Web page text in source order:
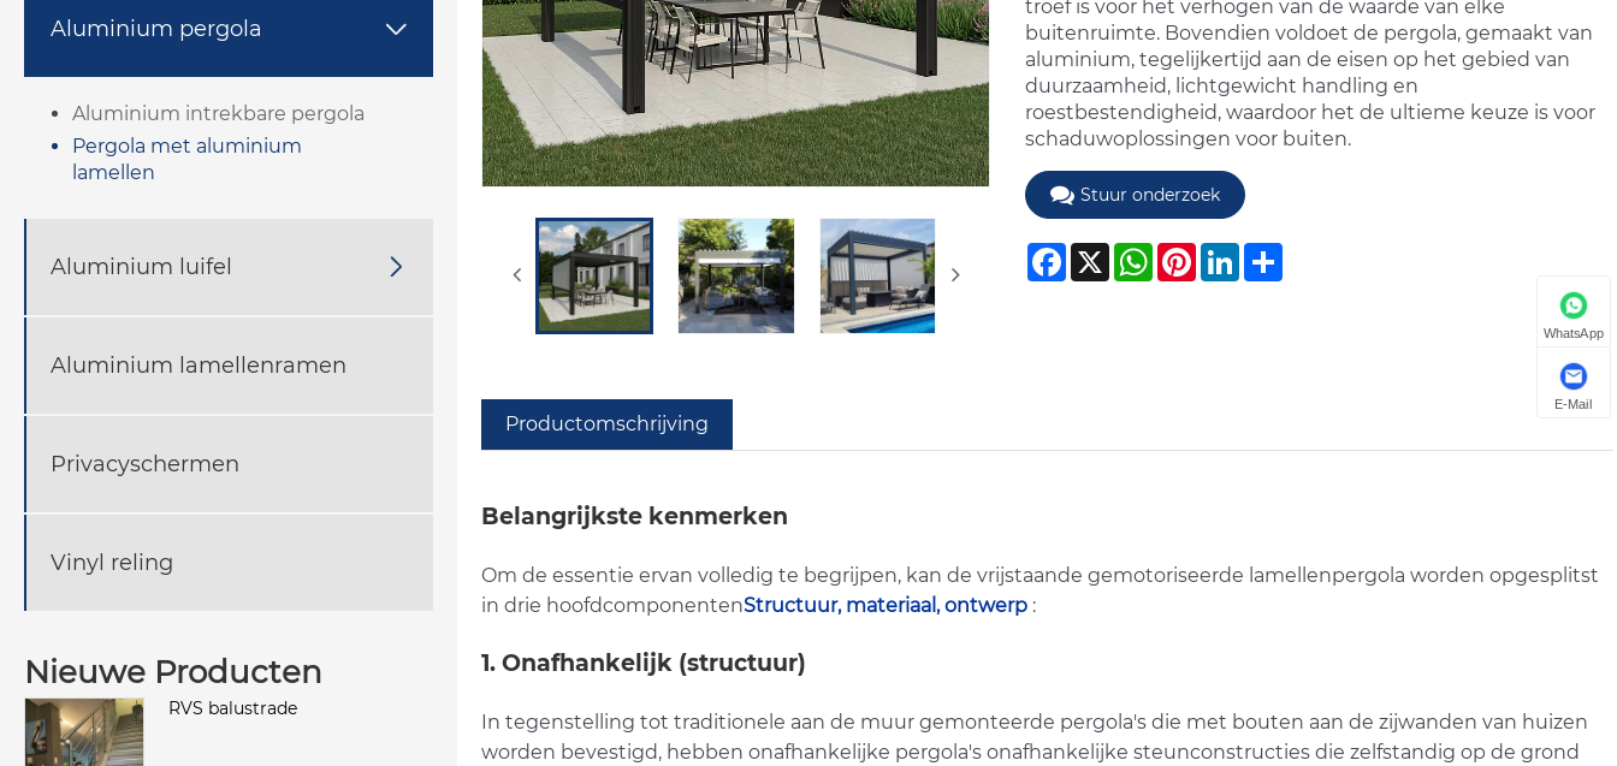
Aluminium pergola 
Aluminium intrekbare pergola
Pergola met aluminium
lamellen
Aluminium luifel 
Aluminium lamellenramen
Privacyschermen
Vinyl reling
Nieuwe Producten
RVS balustrade
troef is voor het verhogen van de waarde van elke
buitenruimte. Bovendien voldoet de pergola, gemaakt van
aluminium, tegelijkertijd aan de eisen op het gebied van
duurzaamheid, lichtgewicht handling en
roestbestendigheid, waardoor het de ultieme keuze is voor
schaduwoplossingen voor buiten.
Stuur onderzoek
Facebook
X WhatsApp
Pinterest
LinkedIn
Share
Productomschrijving
Belangrijkste kenmerken
Om de essentie ervan volledig te begrijpen, kan de vrijstaande gemotoriseerde lamellenpergola worden opgesplitst
in drie hoofdcomponentenStructuur, materiaal, ontwerp :
1. Onafhankelijk (structuur)
In tegenstelling tot traditionele aan de muur gemonteerde pergola's die met bouten aan de zijwanden van huizen
worden bevestigd, hebben onafhankelijke pergola's onafhankelijke steunconstructies die zelfstandig op de grond
WhatsApp
E-Mail